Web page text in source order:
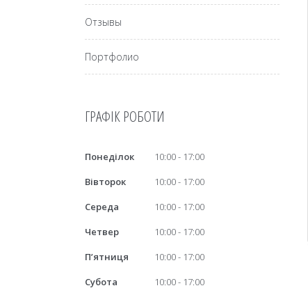
Отзывы
Портфолио
ГРАФІК РОБОТИ
Понеділок 10:00
17:00
Вівторок
10:00
17:00
Середа
10:00
17:00
Четвер
10:00
17:00
Пʼятниця
10:00
17:00
Субота
10:00
17:00